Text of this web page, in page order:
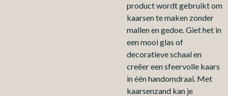
product wordt gebruikt om
kaarsen te maken zonder
mallen en gedoe. Giet het in
een mooi glas of
decoratieve schaal en
creëer een sfeervolle kaars
in één handomdraai. Met
kaarsenzand kan je